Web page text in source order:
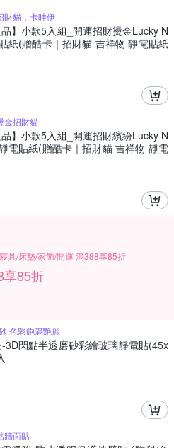
財貓，卡哇伊
品】小款5入組_開運招財燙金Lucky N
紙(贈酷卡｜招財貓 吉祥物 靜電貼紙
金招財貓
品】小款5入組_開運招財繽紛Lucky N
電貼紙(贈酷卡｜招財貓 吉祥物 靜電
具/床墊/家飾/開運 滿388享85折
享85折
,色彩飽滿艷麗
3D閃點半透磨砂彩繪玻璃靜電貼(45x
牆面貼